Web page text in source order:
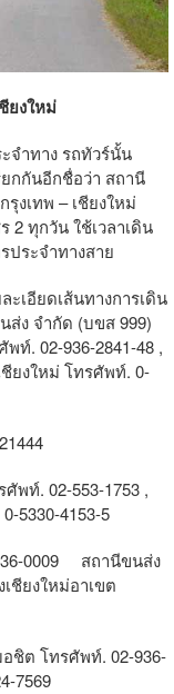
ยงใหม่
จำทาง รถทัวร์นั้น
กกันอีกชื่อว่า สถานี
งเทพ – เชียงใหม่
2 ทุกวัน ใช้เวลาเดิน
ประจำทางสาย
เอียดเส้นทางการเดิน
ง จำกัด (บขส 999)
. 02-936-2841-48 ,
ยงใหม่ โทรศัพท์. 0-
ท์. 02-553-1753 ,
5330-4153-5
0009 สถานีขนส่ง
ยงใหม่อาเขต
ต โทรศัพท์. 02-936-
7569